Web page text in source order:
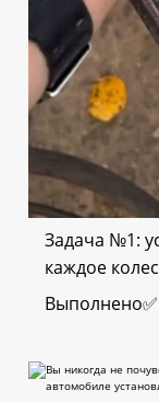
Задача №1:
каждое
Выполнено✅